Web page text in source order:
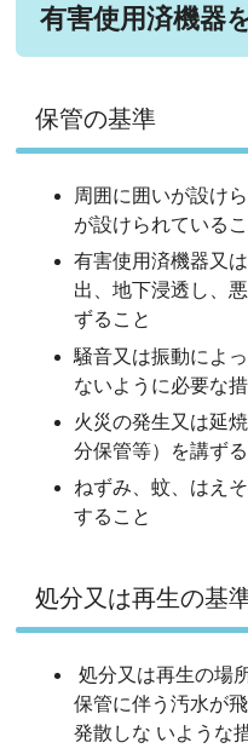
有害使用済機器
保管の基準
周囲に囲いが設け
が設けられている
有害使用済機器又
出、地下浸透し、
ずること
騒音又は振動によ
ないように必要な
火災の発生又は延
分保管等）を講ず
ねずみ、蚊、はえ
すること
処分又は再生の基
処分又は再生の場
保管に伴う汚水が
発散しな いような